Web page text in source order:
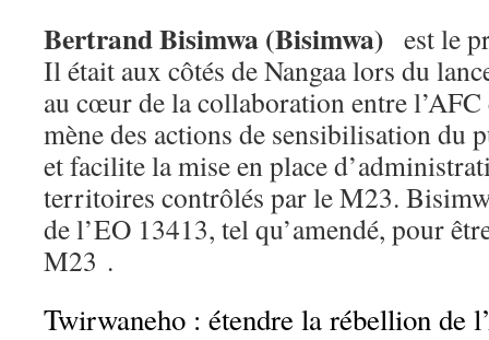
Bertrand Bisimwa (Bisimwa) est le
Il était aux côtés de Nangaa lors du
au cœur de la collaboration entre
mène des actions de sensibilisation du
et facilite la mise en place
territoires contrôlés par le M23.
de l’EO 13413, tel qu’amendé, pour
M23 .
Twirwaneho : étendre la rébellion de